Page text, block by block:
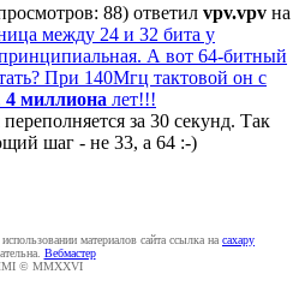
88) ответил vpv.vpv на
между 24 и 32 бита у
принципиальная. А вот 64-битный
При 140Мгц тактовой он с
4 миллиона лет!!!
за 30 секунд. Так
шаг - не 33, а 64 :-)
материалов сайта ссылка на caxapу
Вебмастер
© MMXXVI